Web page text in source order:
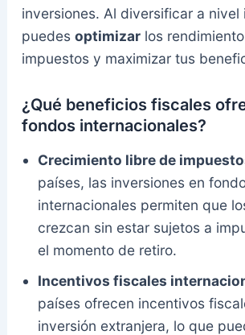
inversiones. Al diversificar a nivel
puedes optimizarlos
impuestos y maximizar tus
¿Qué beneficios fiscales
fondos internacionales?
Crecimiento libre de
países, las inversiones en
internacionales permiten que
crezcan sin estar sujetos a
el momento de retiro.
Incentivos fiscales
países ofrecen incentivos
inversión extranjera, lo que